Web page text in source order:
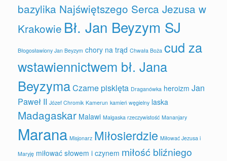
bazylika Najświętszego Serca Jezusa w
Krakowie Bł. Jan Beyzym SJ
Błogosławiony Jan Beyzym chory na trąd Chwała Boża cud za
wstawiennictwem bł. Jana
BeyzymaCzarne pisklęta Draganówka heroizm Jan
Paweł II Józef Chromik Kamerun kamień węgielny laska
Madagaskar Malawi Malgaska rzeczywistość Mananjary
Marana Misjonarz Miłosierdzie Miłować Jezusa i
Maryję miłować słowem i czynem miłość bliźniego